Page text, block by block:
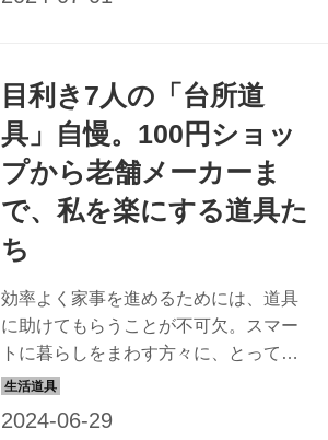
目利き7人の「台所道
具」自慢。100円ショッ
プから老舗メーカーま
で、私を楽にする道具た
ち
効率よく家事を進めるためには、道具
に助けてもらうことが不可欠。スマー
トに暮らしをまわす方々に、とってお
きを伺いました。これからの日々が快